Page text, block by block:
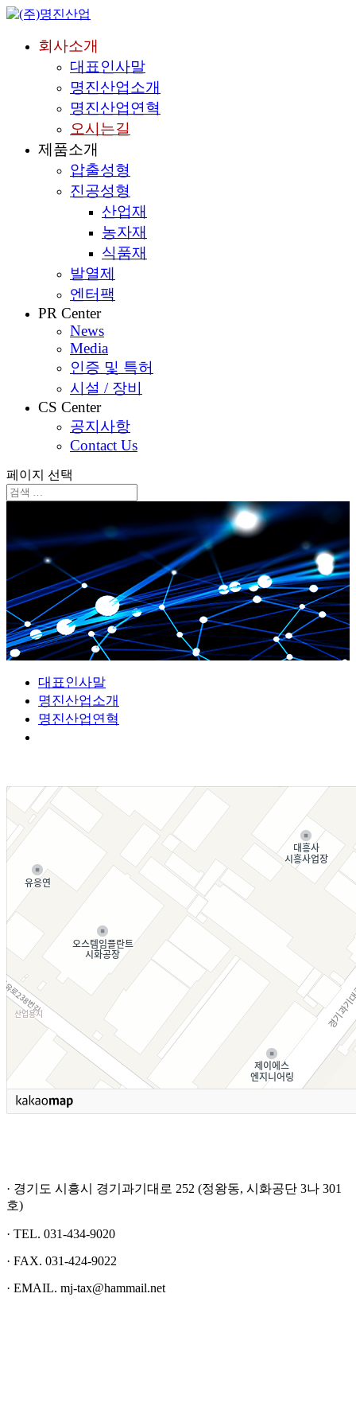
회사소개
대표인사말
명진산업소개
명진산업연혁
오시는길
제품소개
압출성형
진공성형
산업재
농자재
식품재
발열제
엔터팩
PR Center
News
Media
인증 및 특허
시설 / 장비
CS Center
공지사항
Contact Us
페이지 선택
대표인사말
명진산업소개
명진산업연혁
· 경기도 시흥시 경기과기대로 252 (정왕동, 시화공단 3나 301
호)
· TEL. 031-434-9020
· FAX. 031-424-9022
· EMAIL. mj-tax@hammail.net